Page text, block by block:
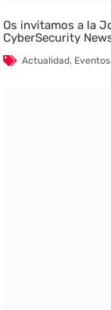
Os invitamos a la
CyberSecurity
Actualidad, Eventos